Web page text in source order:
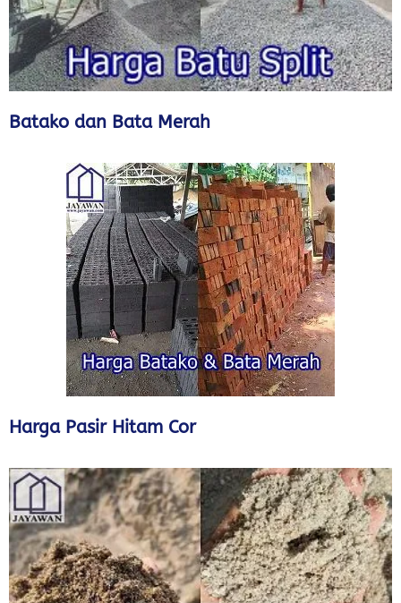
Batako dan Bata Merah
Harga Pasir Hitam Cor